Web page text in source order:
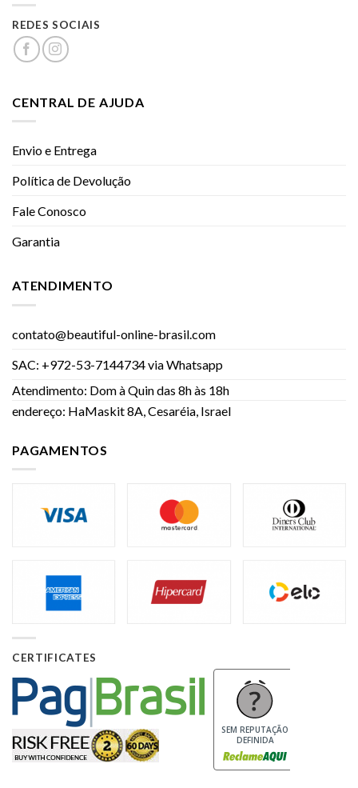
REDES SOCIAIS
CENTRAL DE AJUDA
Envio e Entrega
Política de Devolução
Fale Conosco
Garantia
ATENDIMENTO
contato@beautiful-online-brasil.com
SAC: +972-53-7144734 via Whatsapp
Atendimento: Dom à Quin das 8h às 18h
endereço: HaMaskit 8A, Cesaréia, Israel
PAGAMENTOS
CERTIFICATES
SEM REPUTAÇÃO
DEFINIDA